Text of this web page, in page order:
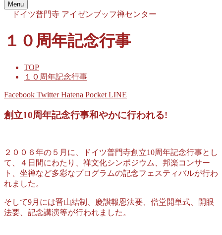
Menu
ドイツ普門寺 アイゼンブッフ禅センター
１０周年記念行事
TOP
１０周年記念行事
Facebook TwitterHatena Pocket LINE
創立10周年記念行事和やかに行われる!
２００６年の５月に、ドイツ普門寺創立10周年記念行事とし
て、４日間にわたり、禅文化シンポジウム、邦楽コンサー
ト、坐禅など多彩なプログラムの記念フェスティバルが行わ
れました。
そして9月には晋山結制、慶讃報恩法要、僧堂開単式、開眼
法要、記念講演等が行われました。